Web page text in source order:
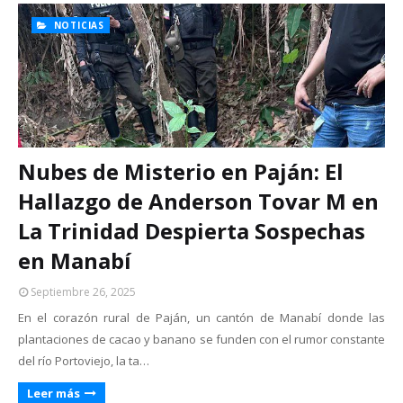
NOTICIAS
Nubes de Misterio en Paján: El
Hallazgo de Anderson Tovar M en
La Trinidad Despierta Sospechas
en Manabí
Septiembre 26, 2025
En el corazón rural de Paján, un cantón de Manabí donde las
plantaciones de cacao y banano se funden con el rumor constante
del río Portoviejo, la ta…
Leer más